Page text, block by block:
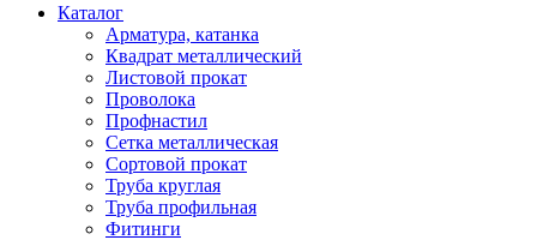
Каталог
Арматура, катанка
Квадрат металлический
Листовой прокат
Проволока
Профнастил
Сетка металлическая
Сортовой прокат
Труба круглая
Труба профильная
Фитинги